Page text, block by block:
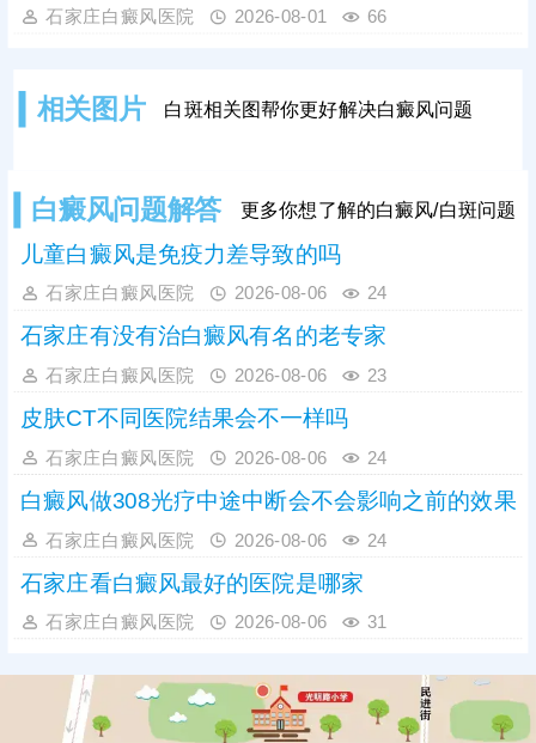
影响皮肤美观，相比之下，黑色素细
专项诊疗，主推黑色素细胞种植治
亲民，适合病情稳定的白癜风患者。
石家庄白癜风医院 2026-08-01 66
相关图片 白斑相关图帮你更好解决白癜风问题
白癜风问题解答 更多你想了解的白癜风/白斑问题
儿童白癜风是免疫力差导致的吗
石家庄白癜风医院 2026-08-06 24
石家庄有没有治白癜风有名的老专家
石家庄白癜风医院 2026-08-06 23
皮肤CT不同医院结果会不一样吗
石家庄白癜风医院 2026-08-06 24
白癜风做308光疗中途中断会不会影响之前的效果
石家庄白癜风医院 2026-08-06 24
石家庄看白癜风最好的医院是哪家
石家庄白癜风医院 2026-08-06 31